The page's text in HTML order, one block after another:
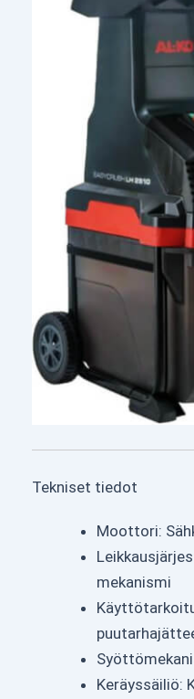
Tekniset tiedot
Moottori:
mekanismi
Keräyssäiliö: